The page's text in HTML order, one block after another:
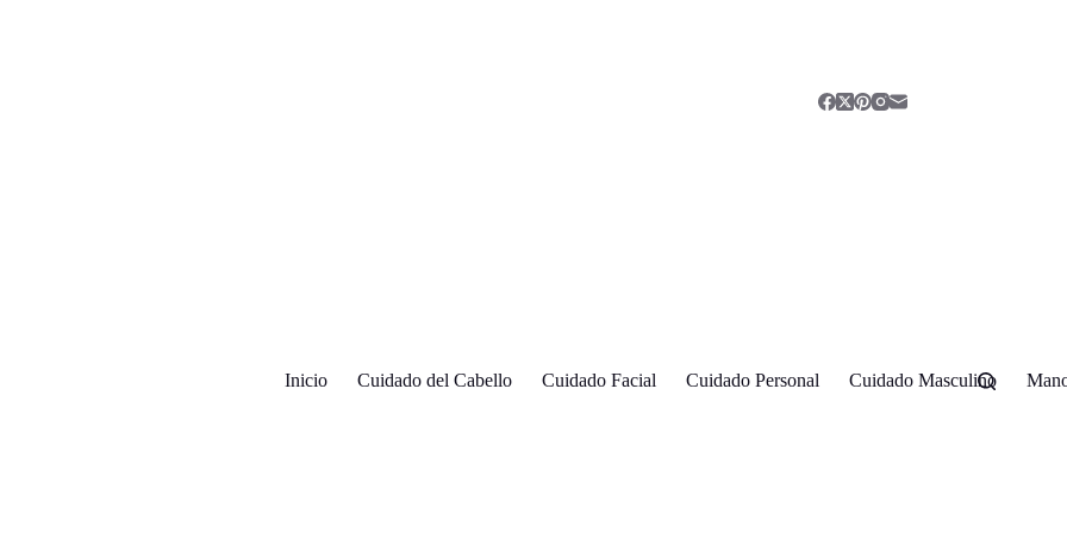
Inicio Cuidado del Cabello Cuidado Facial Cuidado Personal Cuidado Masculino